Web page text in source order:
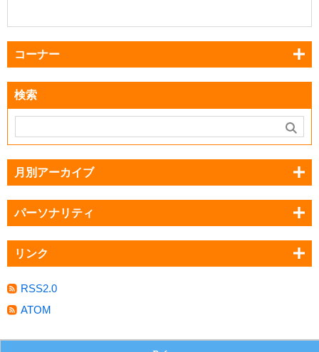
コーナー
検索
月別アーカイブ
パーソナリティ
リンク
RSS2.0
ATOM